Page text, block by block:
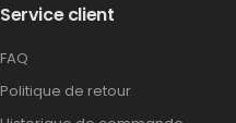
Service client
FAQ
Politique de retour